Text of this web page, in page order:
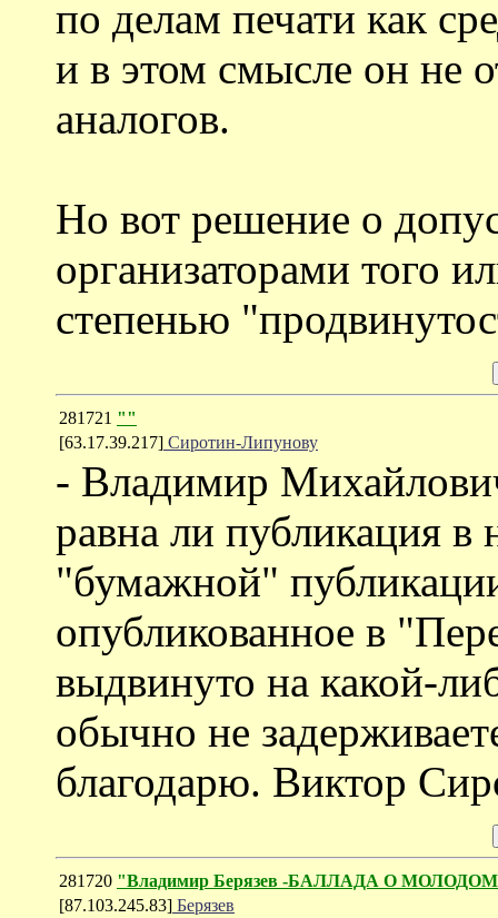
по делам печати как
и в этом смысле он не
аналогов.
Но вот решение о
организаторами того
степенью
281721 ""
[63.17.39.217] Сиротин-Липунову
- Владимир
равна ли публикация
"бумажной"
опубликованное в
выдвинуто на какой-
обычно не
благодарю. Виктор
281720 "Владимир Берязев -БАЛЛАДА О
[87.103.245.83] Берязев